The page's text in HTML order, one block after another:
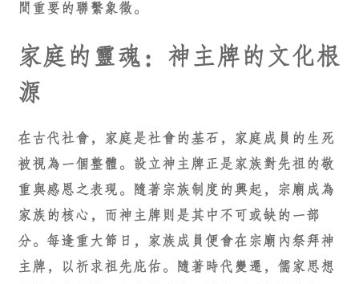
間重要的聯繫象徵。
家庭的靈魂：神主牌的文化根
源
在古代社會，家庭是社會的基石，家庭成員的生死
被視為一個整體。設立神主牌正是家族對先祖的敬
重與感恩之表現。隨著宗族制度的興起，宗廟成為
家族的核心，而神主牌則是其中不可或缺的一部
分。每逢重大節日，家族成員便會在宗廟內祭拜神
主牌，以祈求祖先庇佑。隨著時代變遷，儒家思想